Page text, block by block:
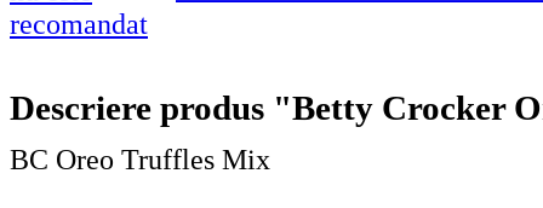
Descriere produs "Betty Crocker
BC Oreo Truffles Mix